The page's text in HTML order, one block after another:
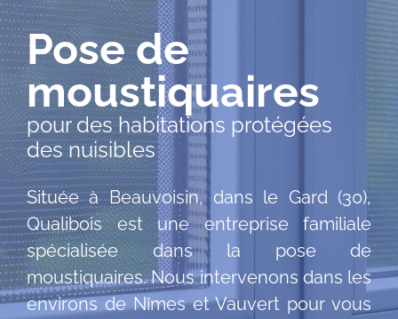
Pose de
moustiquaires
pour des habitations protégées
des nuisibles
Située à Beauvoisin, dans le Gard (30),
Qualibois est une entreprise familiale
spécialisée dans la pose de
moustiquaires. Nous intervenons dans les
environs de Nîmes et Vauvert pour vous